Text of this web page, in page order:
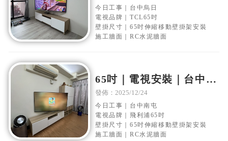
縮壁掛架安裝
今日工事｜台中烏日
電視品牌｜TCL65吋
壁掛尺寸｜65吋伸縮移動壁掛架安裝
施工牆面｜RC水泥牆面
65吋｜電視安裝｜台中南
屯｜水泥電視牆｜移動伸
縮壁掛架安裝
發佈：2025/12/24
今日工事｜台中南屯
電視品牌｜飛利浦65吋
壁掛尺寸｜65吋伸縮移動壁掛架安裝
施工牆面｜RC水泥牆面